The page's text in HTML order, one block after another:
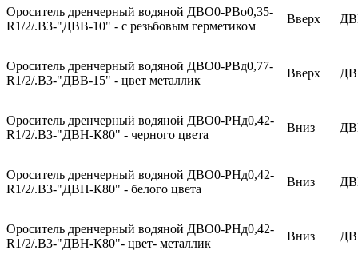
Ороситель дренчерный водяной ДВО0-РВо0,35-
R1/2/.В3-"ДВВ-10" - с резьбовым герметиком
Вверх
Ороситель дренчерный водяной ДВО0-РВд0,77-
R1/2/.В3-"ДВВ-15" - цвет металлик
Вверх
Ороситель дренчерный водяной ДВО0-РНд0,42-
R1/2/.В3-"ДВН-К80" - черного цвета
Вниз
Ороситель дренчерный водяной ДВО0-РНд0,42-
R1/2/.В3-"ДВН-К80" - белого цвета
Вниз
Ороситель дренчерный водяной ДВО0-РНд0,42-
R1/2/.В3-"ДВН-К80"- цвет- металлик
Вниз